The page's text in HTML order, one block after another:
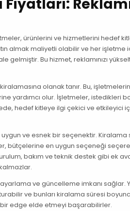
ürünlerini ve hizmetlerini hedef
almak maliyetli olabilir ve her işletme
Bu hizmet, reklamınızı
olanak tanır. Bu,
yardımcı olur. İşletmeler, istedikleri
hedef kitleye ilgi çekici ve etkileyici
ve esnek bir seçenektir. Kiralama
bütçelerine en uygun seçeneği
bakım ve teknik destek gibi ek
ve güncelleme imkanı sağlar.
ve bunları kiralama süresi
edge elde etmeyi başarabilirler.